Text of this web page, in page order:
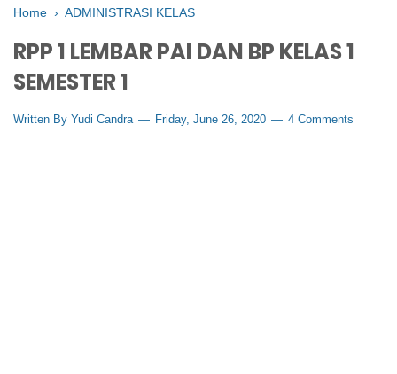
Home › ADMINISTRASI KELAS
RPP 1 LEMBAR PAI DAN BP KELAS 1
SEMESTER 1
Written By Yudi Candra Friday, June 26, 2020 4 Comments